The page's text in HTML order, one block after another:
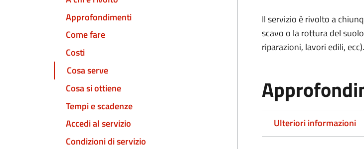
Approfondimenti
Come fare
Costi
Cosa serve
Cosa si ottiene
Tempi e scadenze
Accedi al servizio
Condizioni di servizio
Il servizio è rivolto a
scavo o la rottura del
riparazioni, lavori edili, ecc).
Ulteriori informazioni